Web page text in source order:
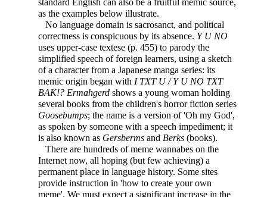
standard English can also be a fruitful memic source,
as the examples below illustrate.
No language domain is sacrosanct, and political
correctness is conspicuous by its absence. Y U NO
uses upper-case textese (p. 455) to parody the
simplified speech of foreign learners, using a sketch
of a character from a Japanese manga series: its
memic origin began with I TXT U / Y U NO TXT
BAK!? Ermahgerd shows a young woman holding
several books from the children's horror fiction series
Goosebumps; the name is a version of 'Oh my God',
as spoken by someone with a speech impediment; it
is also known as Gersberms and Berks (books).
There are hundreds of meme wannabes on the
Internet now, all hoping (but few achieving) a
permanent place in language history. Some sites
provide instruction in 'how to create your own
meme'. We must expect a significant increase in the